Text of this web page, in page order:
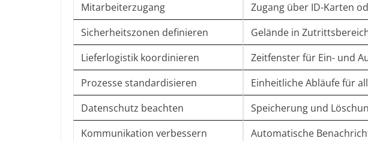
Mitarbeiterzugang
Zugang über ID-Karten
Sicherheitszonen definieren
Gelände in
Lieferlogistik koordinieren
Zeitfenster für Ein- und
Prozesse standardisieren
Einheitliche Abläufe für
Datenschutz beachten
Speicherung und
Kommunikation verbessern
Automatische